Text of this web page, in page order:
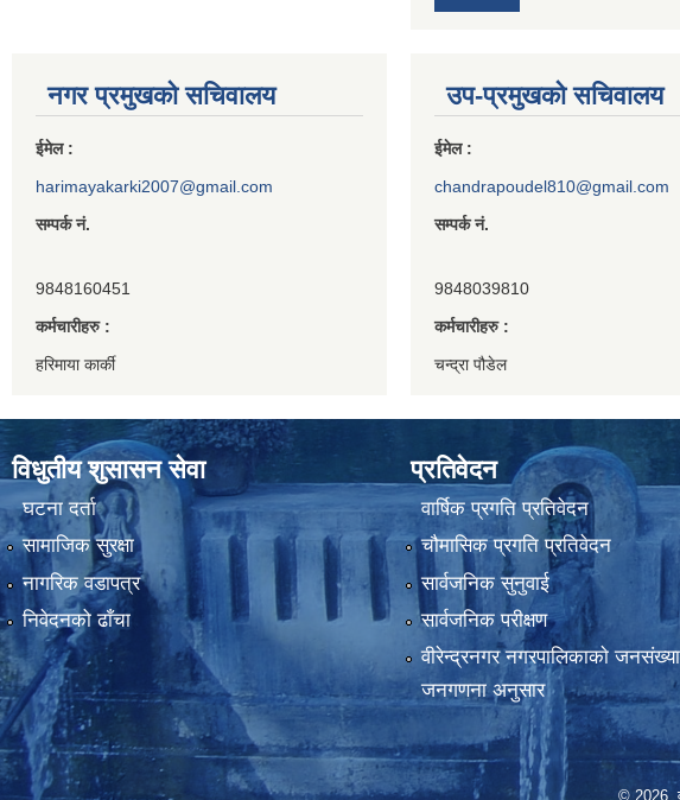
नगर प्रमुखको सचिवालय
ईमेल :
harimayakarki2007@gmail.com
सम्पर्क नं.
9848160451
कर्मचारीहरु :
हरिमाया कार्की
उप-प्रमुखको सचिवालय
ईमेल :
chandrapoudel810@gmail.com
सम्पर्क नं.
9848039810
कर्मचारीहरु :
चन्द्रा पौडेल
विधुतीय शुसासन सेवा
घटना दर्ता
सामाजिक सुरक्षा
नागरिक वडापत्र
निवेदनको ढाँचा
प्रतिवेदन
वार्षिक प्रगति प्रतिवेदन
चौमासिक प्रगति प्रतिवेदन
सार्वजनिक सुनुवाई
सार्वजनिक परीक्षण
वीरेन्द्रनगर नगरपालिकाकाे
जनगणना अनुसार
© 2026